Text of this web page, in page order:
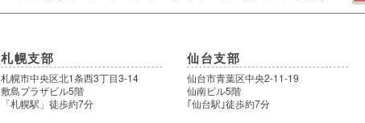
札幌支部
札幌市中央区北1条西3丁目3-14
敷島プラザビル5階
「札幌駅」徒歩約7分
仙台支部
仙台市青葉区中央2-11-19
仙南ビル5階
｢仙台駅｣徒歩約7分